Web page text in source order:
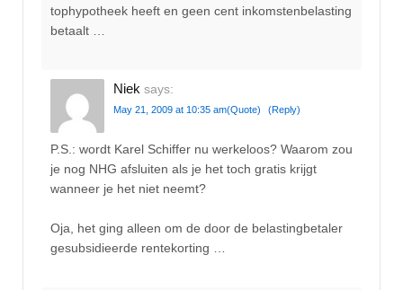
tophypotheek heeft en geen cent inkomstenbelasting
betaalt …
Niek says:
May 21, 2009 at 10:35 am(Quote) (Reply)
P.S.: wordt Karel Schiffer nu werkeloos? Waarom zou
je nog NHG afsluiten als je het toch gratis krijgt
wanneer je het niet neemt?
Oja, het ging alleen om de door de belastingbetaler
gesubsidieerde rentekorting …